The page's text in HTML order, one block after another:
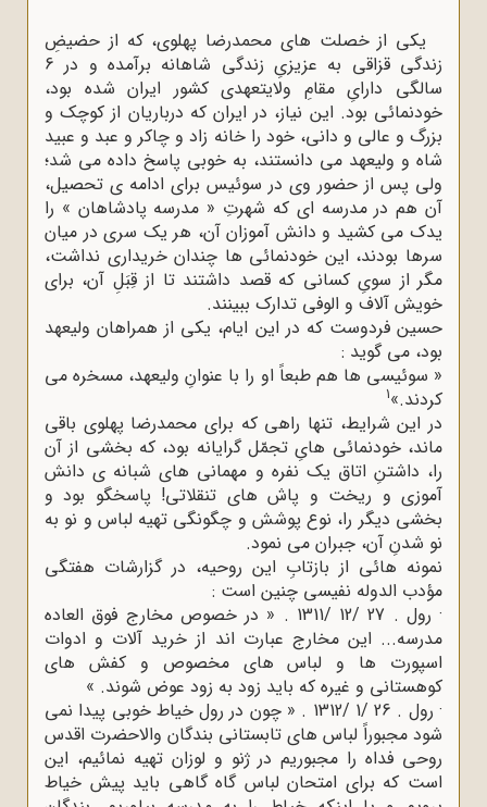
یکی از خصلت های محمدرضا پهلوی، که از حضیضِ
زندگی قزاقی به عزیزیِ زندگی شاهانه برآمده و در 6
سالگی دارایِ مقامِ ولایتعهدی کشور ایران شده بود،
خودنمائی بود. این نیاز، در ایران که درباریان از کوچک و
بزرگ و عالی و دانی، خود را خانه زاد و چاکر و عبد و عبید
شاه و ولیعهد می دانستند، به خوبی پاسخ داده می شد؛
ولی پس از حضور وی در سوئیس برای ادامه ی تحصیل،
آن هم در مدرسه ای که شهرتِ « مدرسه پادشاهان » را
یدک می کشید و دانش آموزان آن، هر یک سری در میان
سرها بودند، این خودنمائی ها چندان خریداری نداشت،
مگر از سویِ کسانی که قصد داشتند تا از قِبَلِ آن، برای
خویش آلاف و الوفی تدارک ببینند.
حسین فردوست که در این ایام، یکی از همراهان ولیعهد
بود، می گوید :
« سوئیسی ها هم طبعاً او را با عنوانِ ولیعهد، مسخره می
کردند.»1
در این شرایط، تنها راهی که برای محمدرضا پهلوی باقی
ماند، خودنمائی هایِ تجمّل گرایانه بود، که بخشی از آن
را، داشتنِ اتاق یک نفره و مهمانی های شبانه ی دانش
آموزی و ریخت و پاش های تنقلاتی! پاسخگو بود و
بخشی دیگر را، نوع پوشش و چگونگی تهیه لباس و نو به
نو شدنِ آن، جبران می نمود.
نمونه هائی از بازتابِ این روحیه، در گزارشات هفتگی
مؤدب الدوله نفیسی چنین است :
· رول . 27 /12 /1311 . « در خصوص مخارج فوق العاده
مدرسه... این مخارج عبارت اند از خرید آلات و ادوات
اسپورت ها و لباس های مخصوص و کفش های
کوهستانی و غیره که باید زود به زود عوض شوند. »
· رول . 26 /1 /1312 . « چون در رول خیاط خوبی پیدا نمی
شود مجبوراً لباس های تابستانی بندگان والاحضرت اقدس
روحی فداه را مجبوریم در ژنو و لوزان تهیه نمائیم، این
است که برای امتحان لباس گاه گاهی باید پیش خیاط